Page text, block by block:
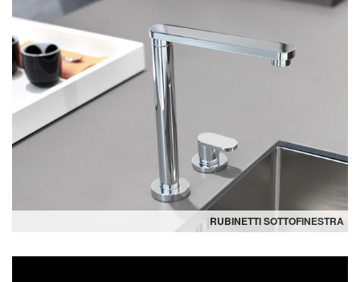
RUBINETTI SOTTOFINESTRA